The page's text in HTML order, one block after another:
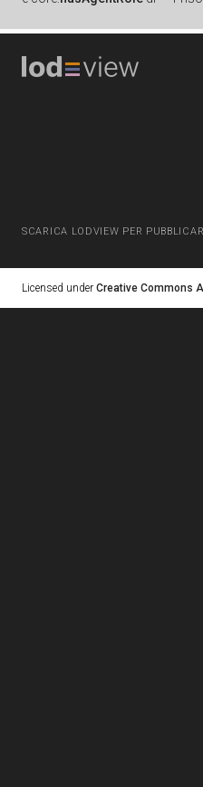
SCARICA LODVIEW PER
Licensed under Creative Commons